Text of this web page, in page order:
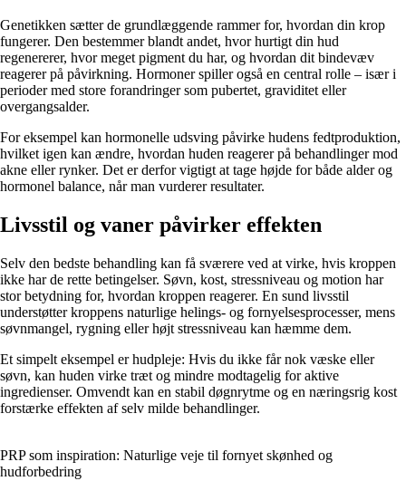
Genetikken sætter de grundlæggende rammer for, hvordan din krop
fungerer. Den bestemmer blandt andet, hvor hurtigt din hud
regenererer, hvor meget pigment du har, og hvordan dit bindevæv
reagerer på påvirkning. Hormoner spiller også en central rolle – især i
perioder med store forandringer som pubertet, graviditet eller
overgangsalder.
For eksempel kan hormonelle udsving påvirke hudens fedtproduktion,
hvilket igen kan ændre, hvordan huden reagerer på behandlinger mod
akne eller rynker. Det er derfor vigtigt at tage højde for både alder og
hormonel balance, når man vurderer resultater.
Livsstil og vaner påvirker effekten
Selv den bedste behandling kan få sværere ved at virke, hvis kroppen
ikke har de rette betingelser. Søvn, kost, stressniveau og motion har
stor betydning for, hvordan kroppen reagerer. En sund livsstil
understøtter kroppens naturlige helings- og fornyelsesprocesser, mens
søvnmangel, rygning eller højt stressniveau kan hæmme dem.
Et simpelt eksempel er hudpleje: Hvis du ikke får nok væske eller
søvn, kan huden virke træt og mindre modtagelig for aktive
ingredienser. Omvendt kan en stabil døgnrytme og en næringsrig kost
forstærke effekten af selv milde behandlinger.
PRP som inspiration: Naturlige veje til fornyet skønhed og
hudforbedring